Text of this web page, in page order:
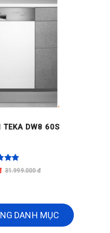
TEKA DW8 60S
31.999.000 đ
DANH MỤC